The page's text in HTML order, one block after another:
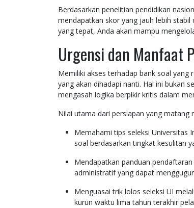
Berdasarkan penelitian pendidikan
mendapatkan skor yang jauh lebih
yang tepat, Anda akan mampu
Urgensi dan Manfaat
Memiliki akses terhadap bank soal
yang akan dihadapi nanti. Hal ini bukan
mengasah logika berpikir kritis dalam
Nilai utama dari persiapan yang matang
Memahami tips seleksi Universitas
soal berdasarkan tingkat kesulitan
Mendapatkan panduan
administratif yang dapat
Menguasai trik lolos seleksi UI
kurun waktu lima tahun terakhir